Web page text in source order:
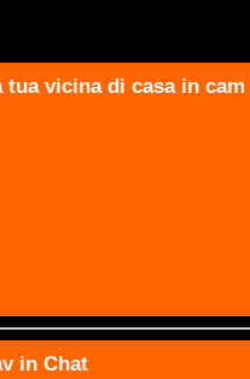
tua vicina di casa in cam
in Chat